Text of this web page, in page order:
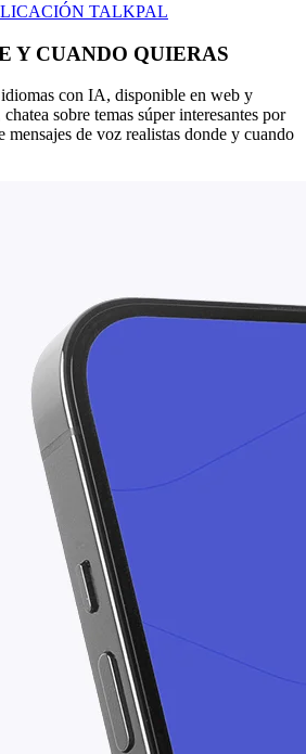
TALKPAL
Y CUANDO QUIERAS
con IA, disponible en web y
sobre temas súper interesantes por
de voz realistas donde y cuando